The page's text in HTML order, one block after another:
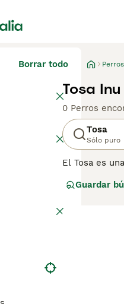
Borrar todo Perros
Tosa
0 Perros
Tosa
Sólo puro
El Tosa es
Tosa es
entrenamiento.
Guardar